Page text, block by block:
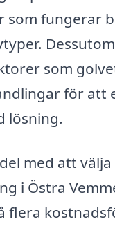
som fungerar
som
för att
lösning.
med att
i Östra
flera